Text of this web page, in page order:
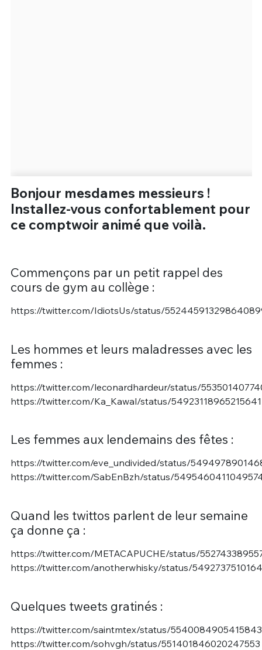
Bonjour mesdames messieurs !
Installez-vous confortablement pour
ce comptwoir animé que voilà.
Commençons par un petit rappel des
cours de gym au collège :
https://twitter.com/IdiotsUs/status/
Les hommes et leurs maladresses avec les
femmes :
https://twitter.com/leconardhardeur/status/
https://twitter.com/Ka_Kawal/status/
Les femmes aux lendemains des fêtes :
https://twitter.com/eve_undivided/status/
https://twitter.com/SabEnBzh/status/
Quand les twittos parlent de leur semaine
ça donne ça :
https://twitter.com/METACAPUCHE/status/
https://twitter.com/anotherwhisky/status/
Quelques tweets gratinés :
https://twitter.com/saintmtex/status/
https://twitter.com/sohvgh/status/551401846020247553